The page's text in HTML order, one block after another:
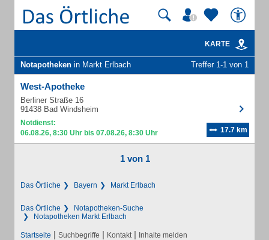
KARTE
Notapotheken in Markt Erlbach Treffer 1-1 von 1
West-Apotheke
Berliner Straße 16
91438 Bad Windsheim
Notdienst:
06.08.26, 8:30 Uhr bis 07.08.26, 8:30 Uhr
17.7 km
1 von 1
Das Örtliche Bayern Markt Erlbach
Das Örtliche
Notapotheken-Suche
Notapotheken Markt Erlbach
Startseite | Suchbegriffe | Kontakt | Inhalte melden